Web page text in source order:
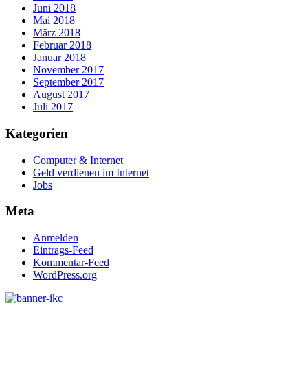
Juni 2018
Mai 2018
März 2018
Februar 2018
Januar 2018
November 2017
September 2017
August 2017
Juli 2017
Kategorien
Computer & Internet
Geld verdienen im Internet
Jobs
Meta
Anmelden
Eintrags-Feed
Kommentar-Feed
WordPress.org